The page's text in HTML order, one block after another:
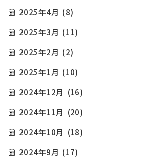
2025年4月 (8)
2025年3月 (11)
2025年2月 (2)
2025年1月 (10)
2024年12月 (16)
2024年11月 (20)
2024年10月 (18)
2024年9月 (17)